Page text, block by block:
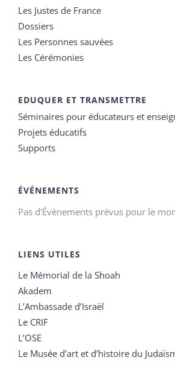
Les Justes de France
Dossiers
Les Personnes sauvées
Les Cérémonies
EDUQUER ET TRANSMETTRE
Séminaires pour éducateurs et
Projets éducatifs
Supports
ÉVÉNEMENTS
Pas d'Évènements prévus pour le
LIENS UTILES
Le Mémorial de la Shoah
Akadem
L’Ambassade d’Israël
Le CRIF
L’OSE
Le Musée d’art et d’histoire du